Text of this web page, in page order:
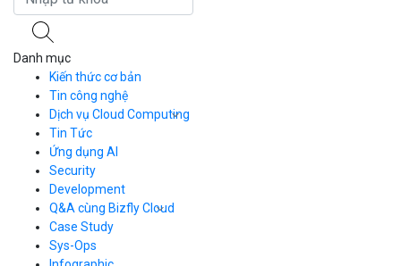
Danh mục
Kiến thức cơ bản
Tin công nghệ
Dịch vụ Cloud Computing
Cloud Server
CDN
Load Balancer
Auto Scaling
Container Registry
Kubernetes
Cloud Database
Call Center
Tin Tức
Ứng dụng AI
Security
Development
Q&A cùng Bizfly Cloud
Q&A về Bizfly Cloud Server
Thao tác kết nối tới server
Videos
Q&A về Bizfly Business Email
Videos
Case Study
Sys-Ops